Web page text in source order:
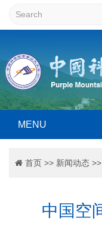
MENU
首页 >> 新闻动态 >>
中国空